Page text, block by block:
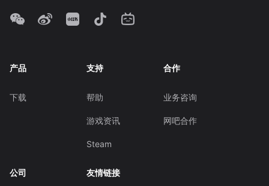
产品
下载
支持
帮助
游戏资讯
Steam
合作
业务咨询
网吧合作
公司 友情链接